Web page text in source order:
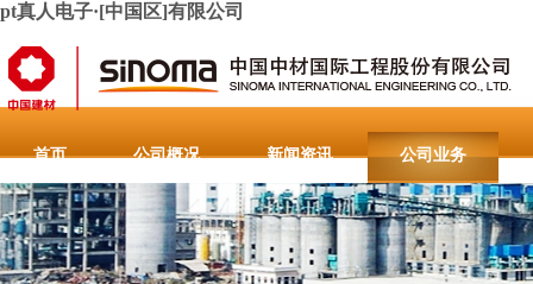
pt真人电子·[中国区]有限公司
首页 公司概况 新闻资讯 公司业务
人力资源 联系pt真人电子·[中国区]有限公司 重要